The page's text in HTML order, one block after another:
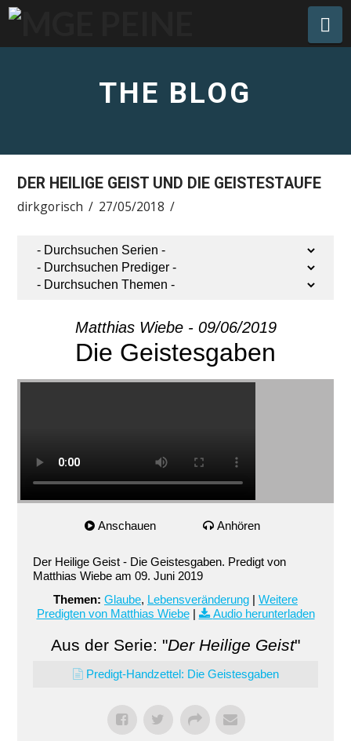
THE BLOG
DER HEILIGE GEIST UND DIE GEISTESTAUFE
dirkgorisch 27/05/2018
Matthias Wiebe - 09/06/2019
Die Geistesgaben
Anschauen Anhören
Der Heilige Geist - Die Geistesgaben. Predigt von
Matthias Wiebe am 09. Juni 2019
Themen: Glaube, Lebensveränderung | Weitere
Predigten von Matthias Wiebe| Audio herunterladen
Aus der Serie: "Der Heilige Geist"
Predigt-Handzettel: Die Geistesgaben